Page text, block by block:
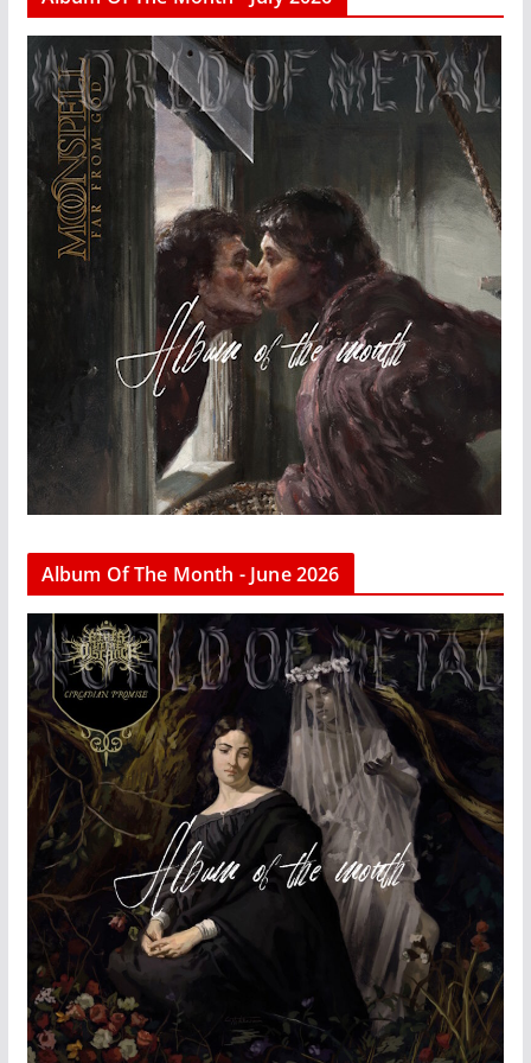
Album Of The Month - June 2026